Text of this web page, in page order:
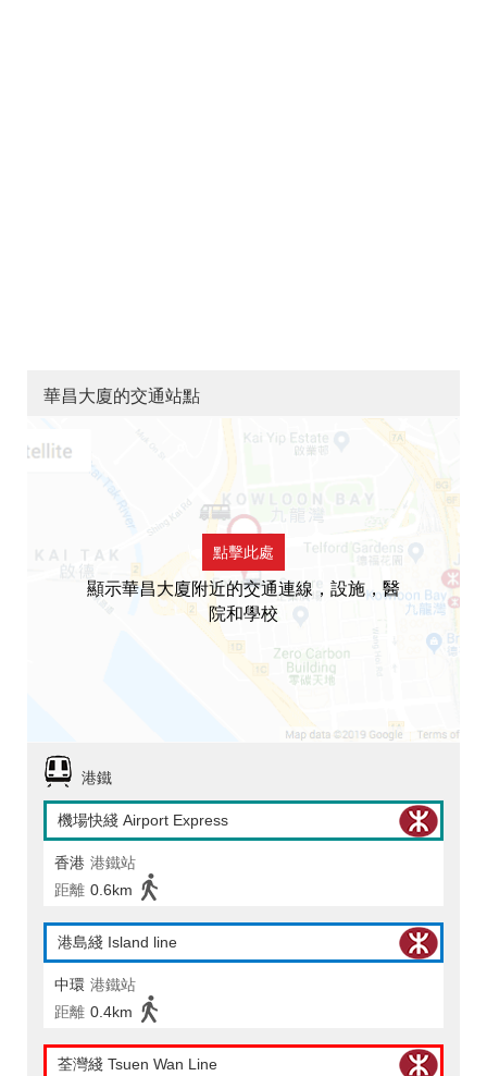
華昌大廈的交通站點
點擊此處
顯示華昌大廈附近的交通連線，設施，醫
院和學校
港鐵
機場快綫 Airport Express
香港 港鐵站
距離 0.6km
港島綫 Island line
中環 港鐵站
距離 0.4km
荃灣綫 Tsuen Wan Line